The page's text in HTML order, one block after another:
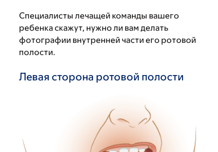
Специалисты лечащей команды вашего
ребенка скажут, нужно ли вам делать
фотографии внутренней части его ротовой
полости.
Левая сторона ротовой полости